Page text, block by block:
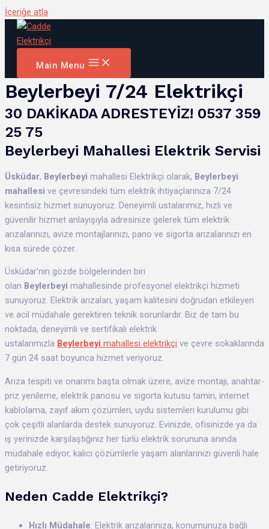
İçeriğe atla
Main Menu
Beylerbeyi 7/24 Elektrikçi
30 DAKİKADA ADRESTEYİZ! 0537 359
25 75
Beylerbeyi Mahallesi Elektrik Servisi
Üsküdar, Beylerbeyi mahallesi Elektrikçi olarak, Beylerbeyi
mahallesi ve çevresindeki tüm elektrik ihtiyaçlarınıza 7/24
kesintisiz hizmet sunuyoruz. Deneyimli ustalarımız, hızlı ve
güvenilir hizmet anlayışıyla adresinize gelerek tüm elektrik
arızalarınızı, avize montajlarınızı, pano ve sigorta arızalarınızı en
kısa sürede çözer.
Üsküdar’nin gözde bölgelerinden biri
olan Beylerbeyi mahallesinde profesyonel elektrikçi hizmeti
sunuyoruz. Elektrik arızaları, yaşam kalitesini doğrudan etkileyen
ve acil müdahale gerektiren teknik sorunlardır. Biz de tam bu
noktada, deneyimli ve sertifikalı elektrik
ustalarımızla Beylerbeyi mahallesi elektrikçi ve çevre sokaklarında
7 gün 24 saat boyunca hizmet veriyoruz.
Arıza tespiti ve onarımı başta olmak üzere, avize montajı, anahtar-
priz yenileme, elektrik panosu ve sigorta kutusu tamiri, internet
kablolama, zayıf akım çözümleri, uydu sistemleri kurulumu gibi
çok çeşitli alanlarda destek sunuyoruz. Evinizde, ofisinizde ya da
iş yerinizde karşılaştığınız her türlü elektrik sorununa anında
müdahale ediyor, kalıcı çözümlerle yaşam alanlarınızı güvenli hale
getiriyoruz.
Neden Cadde Elektrikçi?
Hızlı Müdahale: Elektrik arızalarınıza, konumunuza bağlı